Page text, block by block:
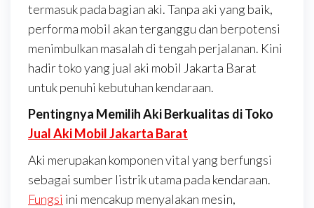
termasuk pada bagian aki. Tanpa aki yang baik,
performa mobil akan terganggu dan berpotensi
menimbulkan masalah di tengah perjalanan. Kini
hadir toko yang jual aki mobil Jakarta Barat
untuk penuhi kebutuhan kendaraan.
Pentingnya Memilih Aki Berkualitas di Toko
Jual Aki Mobil Jakarta Barat
Aki merupakan komponen vital yang berfungsi
sebagai sumber listrik utama pada kendaraan.
Fungsi ini mencakup menyalakan mesin,